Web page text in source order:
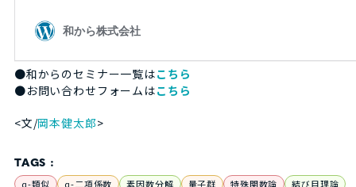
●和からのセミナー一覧はこちら
●お問い合わせフォームはこちら
<文/岡本健太郎>
TAGS :
q-類似 q-二項係数 素因数分解 量子群 特殊関数論 結び目理論